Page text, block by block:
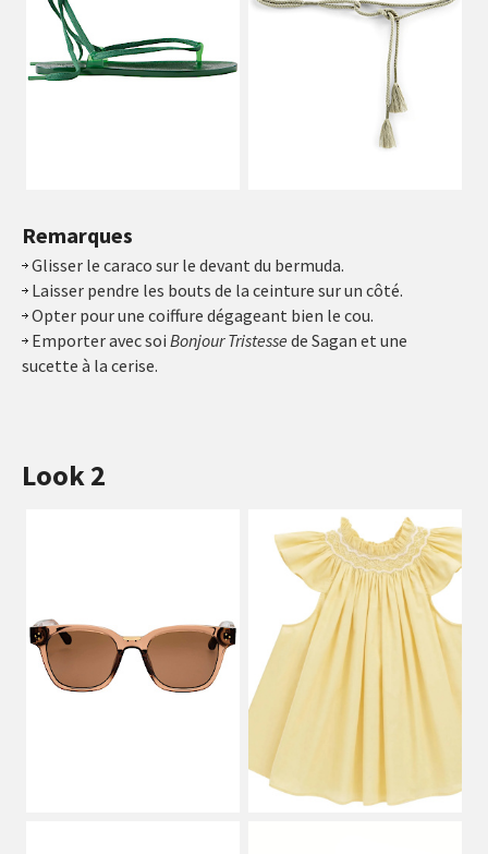
Remarques
Glisser le caraco sur le devant du bermuda.
Laisser pendre les bouts de la ceinture sur un côté.
Opter pour une coiffure dégageant bien le cou.
Emporter avec soi Bonjour Tristesse de Sagan et une
sucette à la cerise.
Look 2